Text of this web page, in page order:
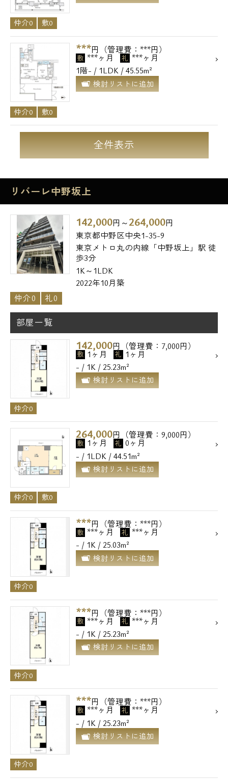
仲介0 敷0
***円（管理費：***円）
敷 ***ヶ月 礼 ***ヶ月
1階- / 1LDK / 45.55m²
検討リストに追加
仲介0 敷0
全件表示
リバーレ中野坂上
142,000円～ 264,000円
東京都中野区中央1-35-9
東京メトロ丸の内線「中野坂上」駅 徒
歩3分
1K～1LDK
2022年10月築
仲介0
礼0
部屋一覧
142,000円（管理費：7,000円）
敷 1ヶ月 礼 1ヶ月
- / 1K / 25.23m²
検討リストに追加
仲介0
264,000円（管理費：9,000円）
敷 1ヶ月 礼 0ヶ月
- / 1LDK / 44.51m²
検討リストに追加
仲介0 敷0
***円（管理費：***円）
敷 ***ヶ月 礼 ***ヶ月
- / 1K / 25.03m²
検討リストに追加
仲介0
***円（管理費：***円）
敷 ***ヶ月 礼 ***ヶ月
- / 1K / 25.23m²
検討リストに追加
仲介0
***円（管理費：***円）
敷 ***ヶ月 礼 ***ヶ月
- / 1K / 25.23m²
検討リストに追加
仲介0
電話でお問い合わせ
0120-500-529
営業時間 10：00～18：00